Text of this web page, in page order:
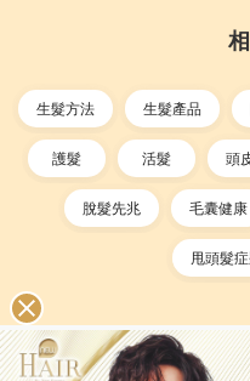
生髮方法 生髮產品
護髮 活髮 頭
脫髮先兆 毛囊健康
甩頭髮